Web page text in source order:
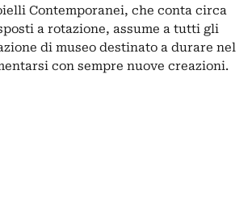
Contemporanei, che conta circa
a rotazione, assume a tutti gli
di museo destinato a durare nel
con sempre nuove creazioni.